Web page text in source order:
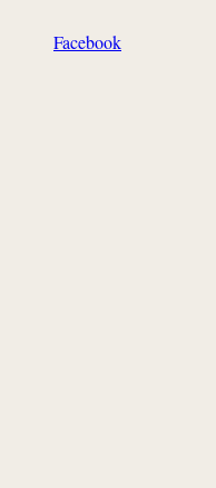
Facebook